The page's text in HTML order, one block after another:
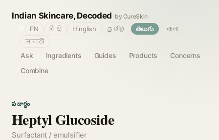
Indian Skincare, Decoded by CureSkin
Ask Ingredients Guides Products
Concerns
Combine
EN हिंदी Hinglish தமிழ் తెలుగు
বাংলা
मराठी
పదార్థం
Heptyl Glucoside
Surfactant / emulsifier